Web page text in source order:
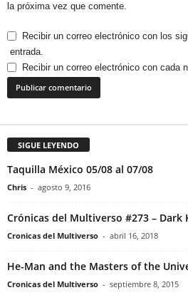
la próxima vez que comente.
Recibir un correo electrónico con los
entrada.
Recibir un correo electrónico con cada
SIGUE LEYENDO
Taquilla México 05/08 al 07/08
Chris - agosto 9, 2016
Crónicas del Multiverso #273 – Dark
Cronicas del Multiverso - abril 16, 2018
He-Man and the Masters of the
Cronicas del Multiverso - septiembre 8, 2015